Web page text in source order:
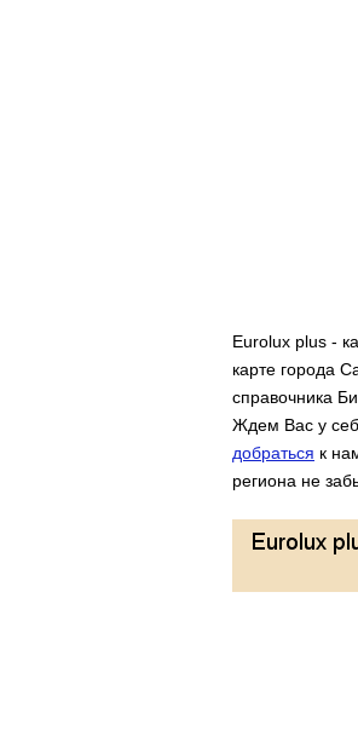
Eurolux plus -
карте города
справочника
Ждем Вас у
добраться к
региона не